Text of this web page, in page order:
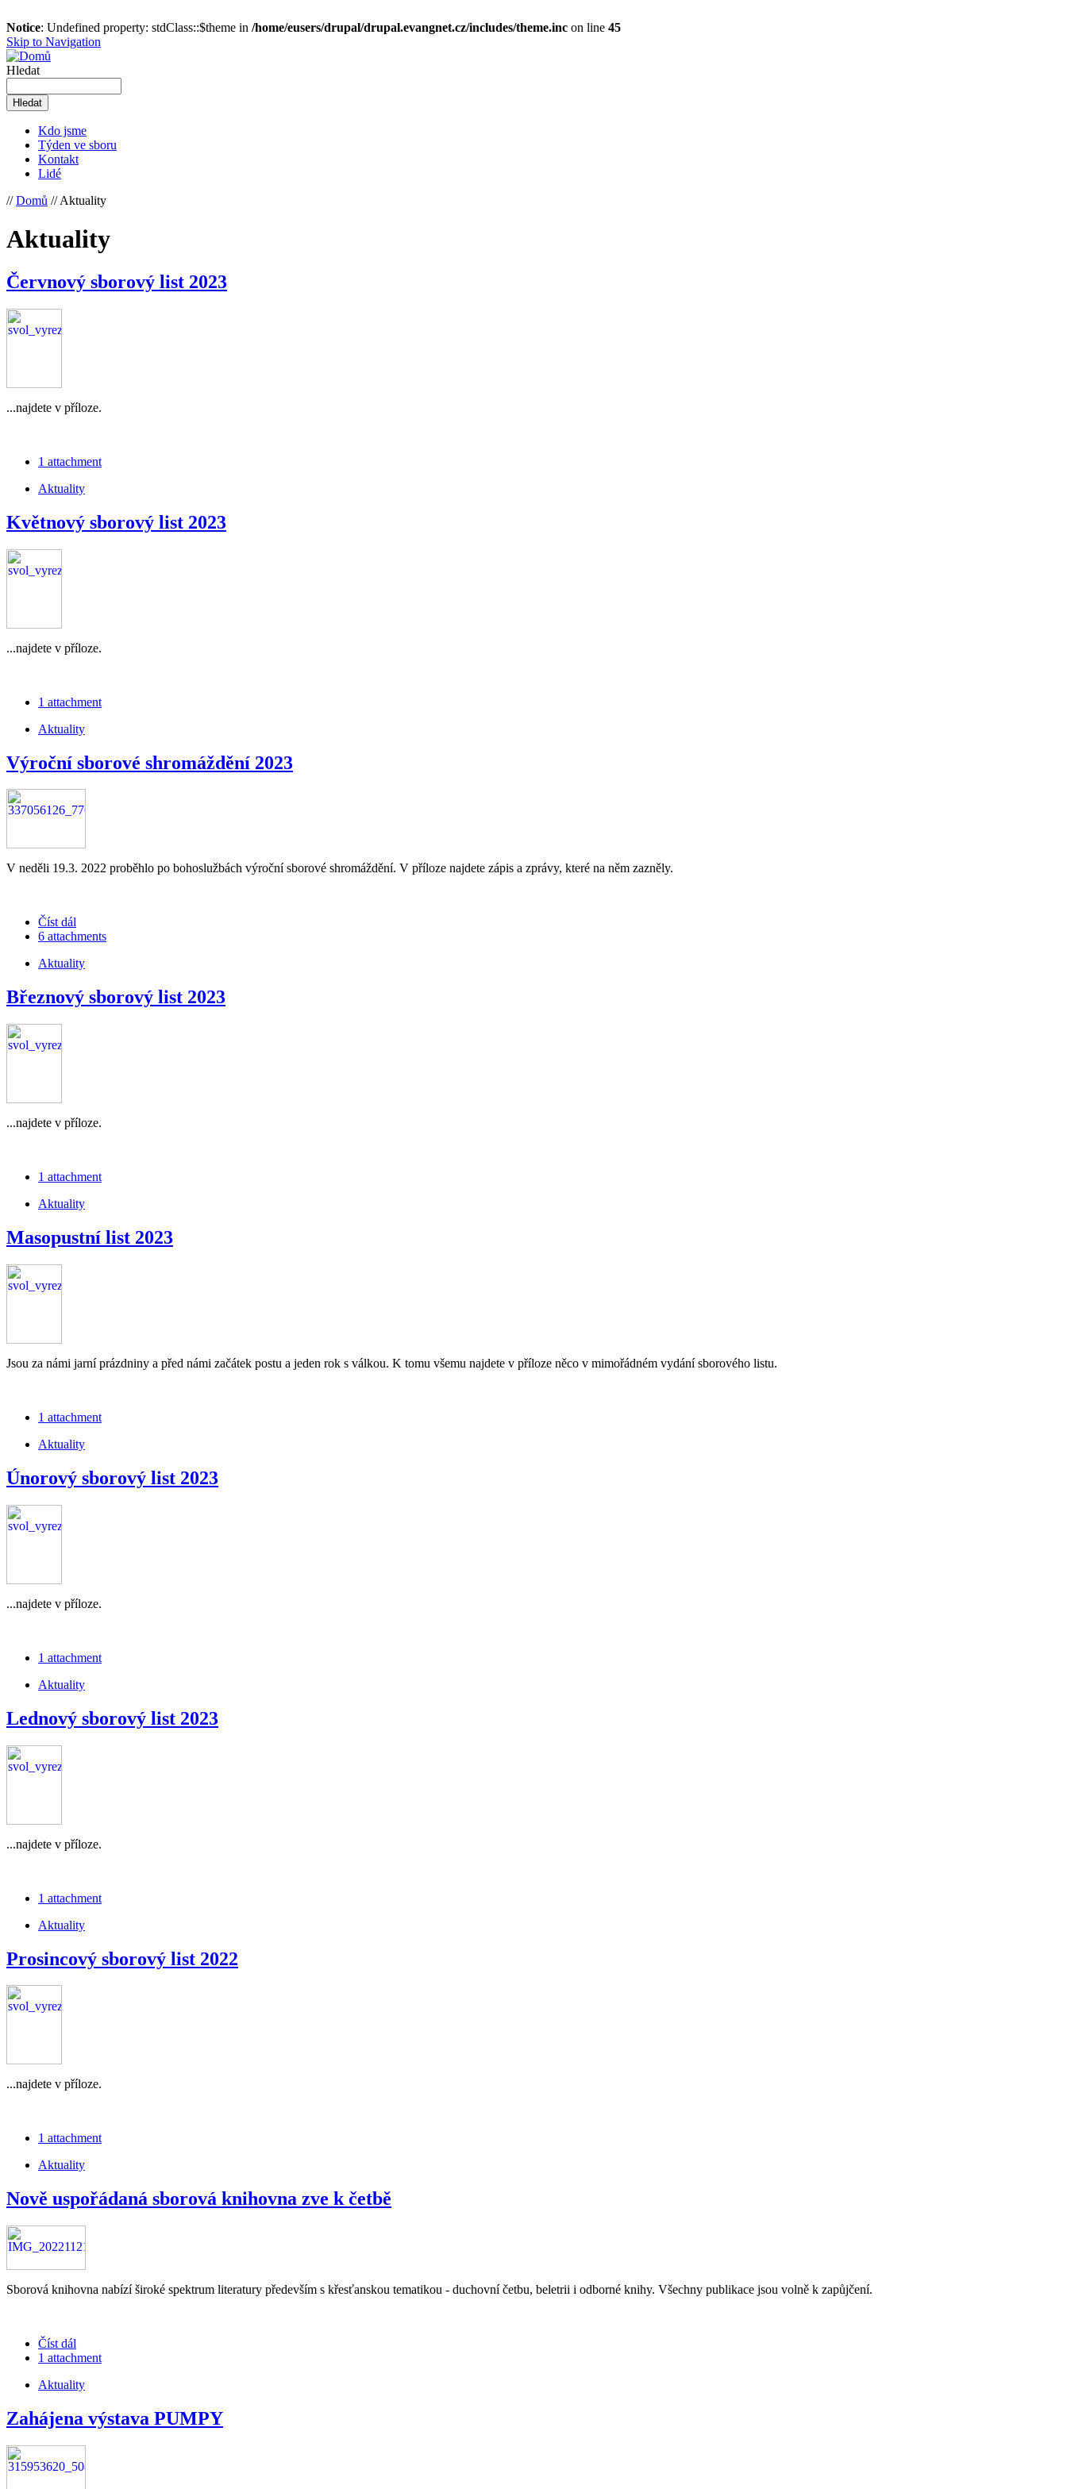
Notice: Undefined property: stdClass::$theme in /home/eusers/drupal/drupal.evangnet.cz/includes/theme.inc on line 45
Skip to Navigation
Hledat
Kdo jsme
Týden ve sboru
Kontakt
Lidé
//Domů // Aktuality
Aktuality
Červnový sborový list 2023
...najdete v příloze.
1 attachment
Aktuality
Květnový sborový list 2023
...najdete v příloze.
1 attachment
Aktuality
Výroční sborové shromáždění 2023
V neděli 19.3. 2022 proběhlo po bohoslužbách výroční sborové shromáždění. V příloze najdete zápis a zprávy, které na něm zazněly.
Číst dál
6 attachments
Aktuality
Březnový sborový list 2023
...najdete v příloze.
1 attachment
Aktuality
Masopustní list 2023
Jsou za námi jarní prázdniny a před námi začátek postu a jeden rok s válkou. K tomu všemu najdete v příloze něco v mimořádném vydání sborového listu.
1 attachment
Aktuality
Únorový sborový list 2023
...najdete v příloze.
1 attachment
Aktuality
Lednový sborový list 2023
...najdete v příloze.
1 attachment
Aktuality
Prosincový sborový list 2022
...najdete v příloze.
1 attachment
Aktuality
Nově uspořádaná sborová knihovna zve k četbě
Sborová knihovna nabízí široké spektrum literatury především s křesťanskou tematikou - duchovní četbu, beletrii i odborné knihy. Všechny publikace jsou volně k zapůjčení.
Číst dál
1 attachment
Aktuality
Zahájena výstava PUMPY